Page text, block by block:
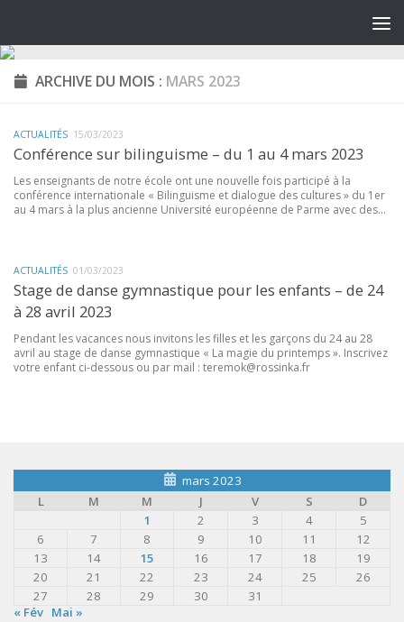
ARCHIVE DU MOIS : MARS 2023
ACTUALITÉS 15/03/2023
Conférence sur bilinguisme – du 1 au 4 mars 2023
Les enseignants de notre école ont une nouvelle fois participé à la
conférence internationale « Bilinguisme et dialogue des cultures » du 1er
au 4 mars à la plus ancienne Université européenne de Parme avec des...
ACTUALITÉS 01/03/2023
Stage de danse gymnastique pour les enfants – de 24
à 28 avril 2023
Pendant les vacances nous invitons les filles et les garçons du 24 au 28
avril au stage de danse gymnastique « La magie du printemps ». Inscrivez
votre enfant ci-dessous ou par mail : teremok@rossinka.fr
mars 2023
L
M M J V S
D
1
2 3 4
5
6
7 8 9 10 11
12
13
14 15 16 17 18
19
20
21 22 23 24 25
26
27
28 29 30
31
« Fév Mai »